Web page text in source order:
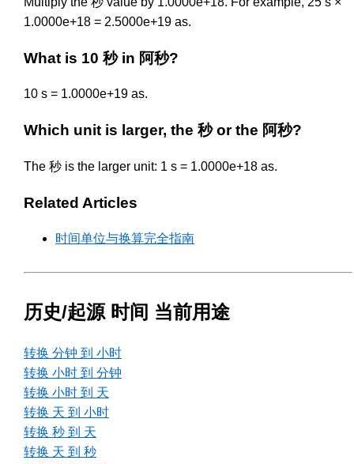
1.0000e+18 = 2.5000e+19 as.
What is 10 秒 in 阿秒?
10 s = 1.0000e+19 as.
Which unit is larger, the 秒 or the 阿秒?
The 秒 is the larger unit: 1 s = 1.0000e+18 as.
Related Articles
时间单位与换算完全指南
历史/起源 时间 当前用途
转换 分钟 到 小时
转换 小时 到 分钟
转换 小时 到 天
转换 天 到 小时
转换 秒 到 天
转换 天 到 秒